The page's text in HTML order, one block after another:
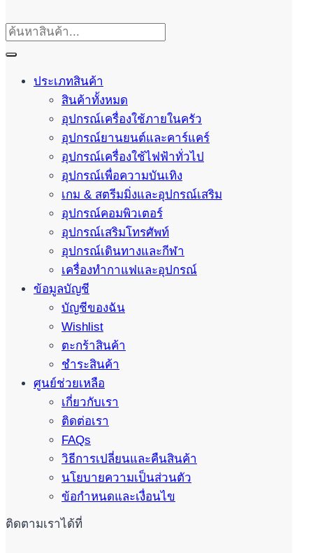
ประเภทสินค้า
สินค้าทั้งหมด
อุปกรณ์เครื่องใช้ภายในครัว
อุปกรณ์ยานยนต์และคาร์แคร์
อุปกรณ์เครื่องใช้ไฟฟ้าทั่วไป
อุปกรณ์เพื่อความบันเทิง
เกม & สตรีมมิ่งและอุปกรณ์เสริม
อุปกรณ์คอมพิวเตอร์
อุปกรณ์เสริมโทรศัพท์
อุปกรณ์เดินทางและกีฬา
เครื่องทำกาแฟและอุปกรณ์
ข้อมูลบัญชี
บัญชีของฉัน
Wishlist
ตะกร้าสินค้า
ชำระสินค้า
ศูนย์ช่วยเหลือ
เกี่ยวกับเรา
ติดต่อเรา
FAQs
วิธีการเปลี่ยนและคืนสินค้า
นโยบายความเป็นส่วนตัว
ข้อกำหนดและเงื่อนไข
ติดตามเราได้ที่